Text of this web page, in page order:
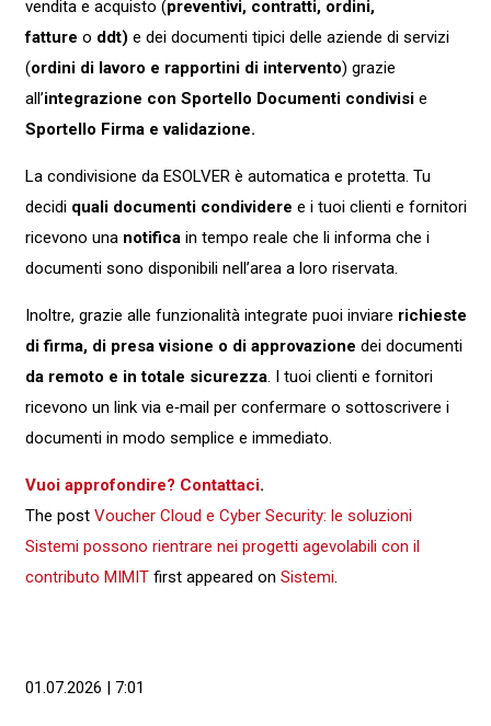
vendita e acquisto (preventivi, contratti, ordini,
fatture o ddt) e dei documenti tipici delle aziende di servizi
(ordini di lavoro e rapportini di intervento) grazie
all’integrazione con Sportello Documenti condivisie
Sportello Firma e validazione.
La condivisione da ESOLVER è automatica e protetta. Tu
decidi quali documenti condividere e i tuoi clienti e fornitori
ricevono una notificain tempo reale che li informa che i
documenti sono disponibili nell’area a loro riservata.
Inoltre, grazie alle funzionalità integrate puoi inviare richieste
di firma, di presa visione o di approvazione dei documenti
da remoto e in totale sicurezza. I tuoi clienti e fornitori
ricevono un link via e‑mail per confermare o sottoscrivere i
documenti in modo semplice e immediato.
Vuoi approfondire? Contattaci.
The post Voucher Cloud e Cyber Security: le soluzioni
Sistemi possono rientrare nei progetti agevolabili con il
contributo MIMITfirst appeared on Sistemi.
01.07.2026 | 7:01